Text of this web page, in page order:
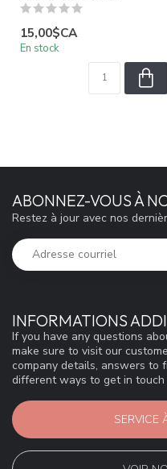
15,00$CA
En stock
INFORMATIONS
If you have any questions
make sure to visit our
company details, answers to
different ways to get in touch
SERVICE
ABONNEZ-VOUS À
Restez à jour avec nos